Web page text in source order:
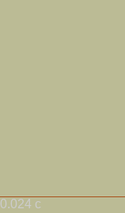
0.024 с